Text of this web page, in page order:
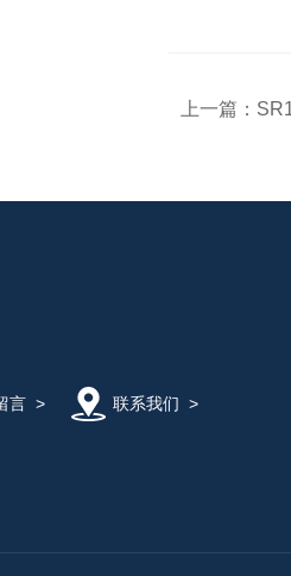
上一篇：
言> 联系我们 >